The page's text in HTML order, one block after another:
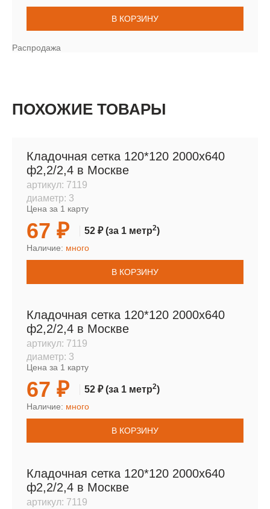
В КОРЗИНУ
Распродажа
ПОХОЖИЕ ТОВАРЫ
Кладочная сетка 120*120 2000х640
ф2,2/2,4 в Москве
артикул: 7119
диаметр: 3
Цена за 1 карту
67 ₽ 52 ₽(за 1 метр2)
Наличие: много
В КОРЗИНУ
Кладочная сетка 120*120 2000х640
ф2,2/2,4 в Москве
артикул: 7119
диаметр: 3
Цена за 1 карту
67 ₽ 52 ₽(за 1 метр2)
Наличие: много
В КОРЗИНУ
Кладочная сетка 120*120 2000х640
ф2,2/2,4 в Москве
артикул: 7119